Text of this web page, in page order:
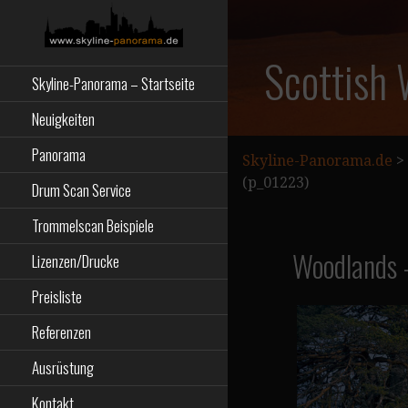
SKYLINE-
PANORAMA.DE
Skyline-Panorama – Startseite
Neuigkeiten
Panorama
Drum Scan Service
Trommelscan Beispiele
Lizenzen/Drucke
Preisliste
Referenzen
Ausrüstung
Kontakt
Scottish
Skyline-Panorama.de >
(p_01223)